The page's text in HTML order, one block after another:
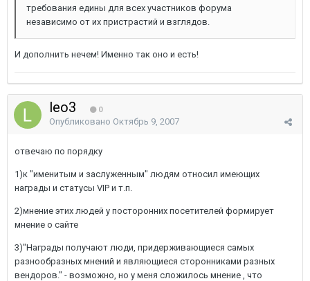
требования едины для всех участников форума
независимо от их пристрастий и взглядов.
И дополнить нечем! Именно так оно и есть!
leo3 0
Опубликовано Октябрь 9, 2007
отвечаю по порядку
1)к "именитым и заслуженным" людям относил имеющих
награды и статусы VIP и т.п.
2)мнение этих людей у посторонних посетителей формирует
мнение о сайте
3)"Награды получают люди, придерживающиеся самых
разнообразных мнений и являющиеся сторонниками разных
вендоров." - возможно, но у меня сложилось мнение , что